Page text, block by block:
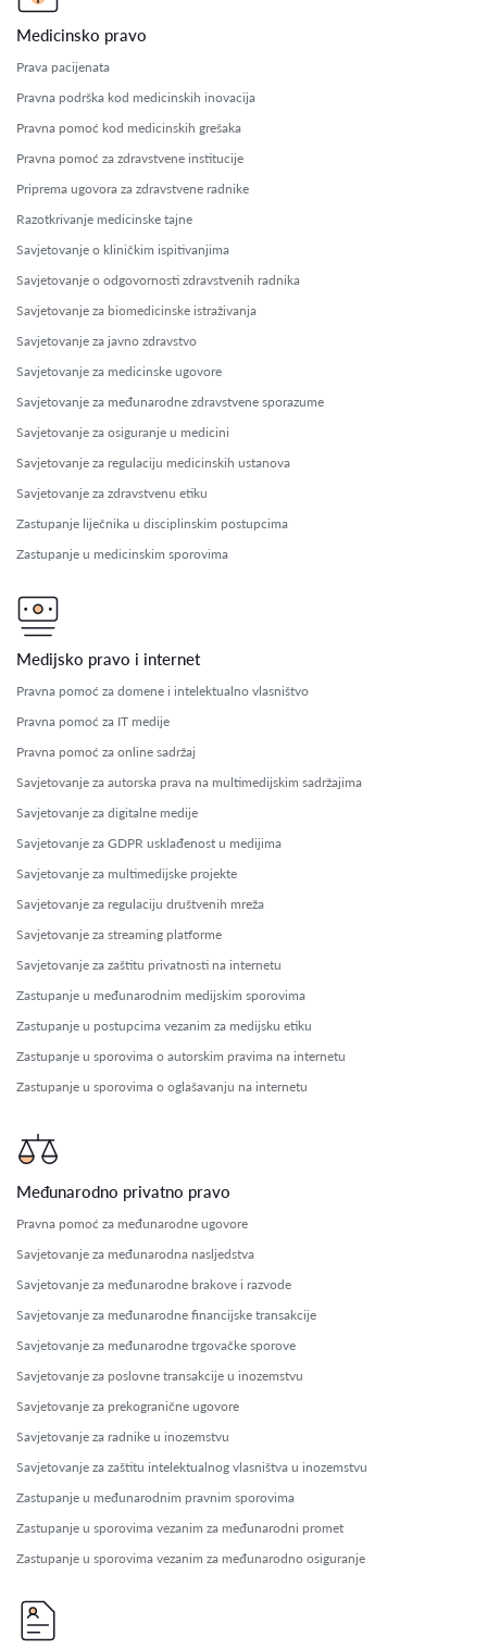
Medicinsko pravo
Prava pacijenata
Pravna podrška kod medicinskih inovacija
Pravna pomoć kod medicinskih grešaka
Pravna pomoć za zdravstvene institucije
Priprema ugovora za zdravstvene radnike
Razotkrivanje medicinske tajne
Savjetovanje o kliničkim ispitivanjima
Savjetovanje o odgovornosti zdravstvenih radnika
Savjetovanje za biomedicinske istraživanja
Savjetovanje za javno zdravstvo
Savjetovanje za medicinske ugovore
Savjetovanje za međunarodne zdravstvene sporazume
Savjetovanje za osiguranje u medicini
Savjetovanje za regulaciju medicinskih ustanova
Savjetovanje za zdravstvenu etiku
Zastupanje liječnika u disciplinskim postupcima
Zastupanje u medicinskim sporovima
Medijsko pravo i internet
Pravna pomoć za domene i intelektualno vlasništvo
Pravna pomoć za IT medije
Pravna pomoć za online sadržaj
Savjetovanje za autorska prava na multimedijskim sadržajima
Savjetovanje za digitalne medije
Savjetovanje za GDPR usklađenost u medijima
Savjetovanje za multimedijske projekte
Savjetovanje za regulaciju društvenih mreža
Savjetovanje za streaming platforme
Savjetovanje za zaštitu privatnosti na internetu
Zastupanje u međunarodnim medijskim sporovima
Zastupanje u postupcima vezanim za medijsku etiku
Zastupanje u sporovima o autorskim pravima na internetu
Zastupanje u sporovima o oglašavanju na internetu
Međunarodno privatno pravo
Pravna pomoć za međunarodne ugovore
Savjetovanje za međunarodna nasljedstva
Savjetovanje za međunarodne brakove i razvode
Savjetovanje za međunarodne financijske transakcije
Savjetovanje za međunarodne trgovačke sporove
Savjetovanje za poslovne transakcije u inozemstvu
Savjetovanje za prekogranične ugovore
Savjetovanje za radnike u inozemstvu
Savjetovanje za zaštitu intelektualnog vlasništva u inozemstvu
Zastupanje u međunarodnim pravnim sporovima
Zastupanje u sporovima vezanim za međunarodni promet
Zastupanje u sporovima vezanim za međunarodno osiguranje